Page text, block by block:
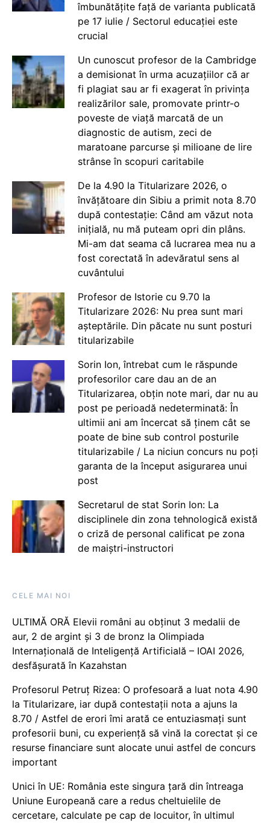
îmbunătățite față de varianta publicată
pe 17 iulie / Sectorul educației este
crucial
Un cunoscut profesor de la Cambridge
a demisionat în urma acuzațiilor că ar
fi plagiat sau ar fi exagerat în privința
realizărilor sale, promovate printr-o
poveste de viață marcată de un
diagnostic de autism, zeci de
maratoane parcurse și milioane de lire
strânse în scopuri caritabile
De la 4.90 la Titularizare 2026, o
învățătoare din Sibiu a primit nota 8.70
după contestație: Când am văzut nota
inițială, nu mă puteam opri din plâns.
Mi-am dat seama că lucrarea mea nu a
fost corectată în adevăratul sens al
cuvântului
Profesor de Istorie cu 9.70 la
Titularizare 2026: Nu prea sunt mari
așteptările. Din păcate nu sunt posturi
titularizabile
Sorin Ion, întrebat cum le răspunde
profesorilor care dau an de an
Titularizarea, obțin note mari, dar nu au
post pe perioadă nedeterminată: În
ultimii ani am încercat să ținem cât se
poate de bine sub control posturile
titularizabile / La niciun concurs nu poți
garanta de la început asigurarea unui
post
Secretarul de stat Sorin Ion: La
disciplinele din zona tehnologică există
o criză de personal calificat pe zona
de maiștri-instructori
CELE MAI NOI
ULTIMĂ ORĂ Elevii români au obținut 3 medalii de
aur, 2 de argint și 3 de bronz la Olimpiada
Internațională de Inteligență Artificială – IOAI 2026,
desfășurată în Kazahstan
Profesorul Petruț Rizea: O profesoară a luat nota 4.90
la Titularizare, iar după contestații nota a ajuns la
8.70 / Astfel de erori îmi arată ce entuziasmați sunt
profesorii buni, cu experiență să vină la corectat și ce
resurse financiare sunt alocate unui astfel de concurs
important
Unici în UE: România este singura țară din întreaga
Uniune Europeană care a redus cheltuielile de
cercetare, calculate pe cap de locuitor, în ultimul